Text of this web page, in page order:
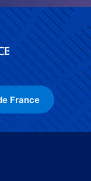
France